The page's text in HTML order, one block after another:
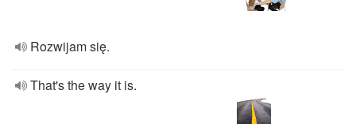
Rozwijam się.
That's the way it is.